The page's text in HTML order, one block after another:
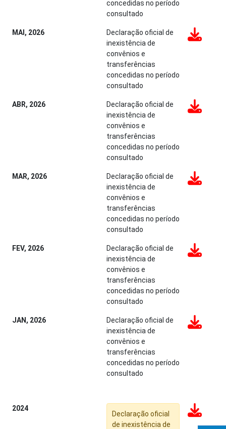
concedidas no período
consultado
MAI, 2026
Declaração oficial de
inexistência de
convênios e
transferências
concedidas no período
consultado
ABR, 2026
Declaração oficial de
inexistência de
convênios e
transferências
concedidas no período
consultado
MAR, 2026
Declaração oficial de
inexistência de
convênios e
transferências
concedidas no período
consultado
FEV, 2026
Declaração oficial de
inexistência de
convênios e
transferências
concedidas no período
consultado
JAN, 2026
Declaração oficial de
inexistência de
convênios e
transferências
concedidas no período
consultado
2024
Declaração oficial
de inexistência de